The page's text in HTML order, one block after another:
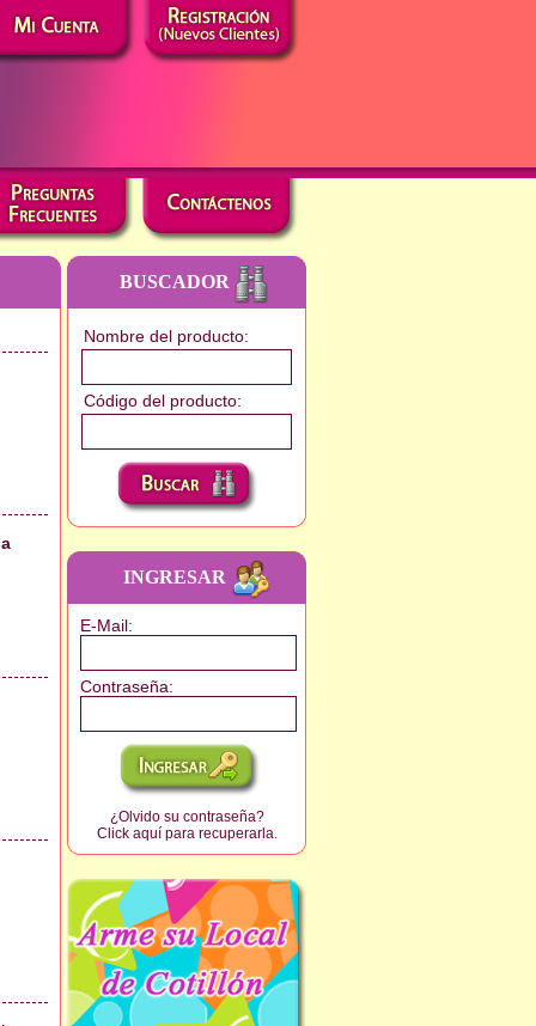
BUSCADOR
Nombre del producto:
Código del producto:
INGRESAR
E-Mail:
Contraseña:
¿Olvido su contraseña?
Click aquí para recuperarla.